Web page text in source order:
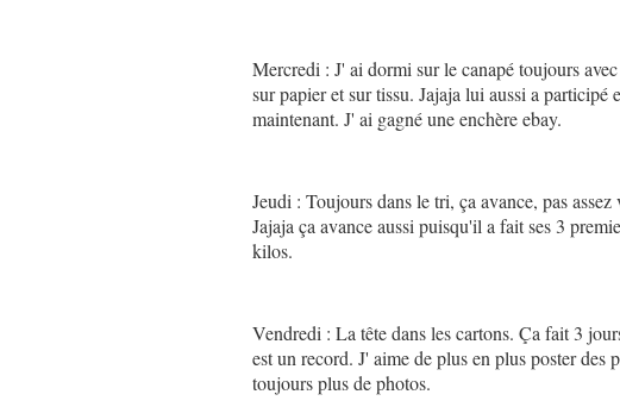
Mercredi : J' ai dormi sur le canapé toujours
sur papier et sur tissu. Jajaja lui aussi a participé
maintenant. J' ai gagné une enchère ebay.
Jeudi : Toujours dans le tri, ça avance, pas
Jajaja ça avance aussi puisqu'il a fait ses 3
kilos.
Vendredi : La tête dans les cartons. Ça fait 3
est un record. J' aime de plus en plus poster des
toujours plus de photos.